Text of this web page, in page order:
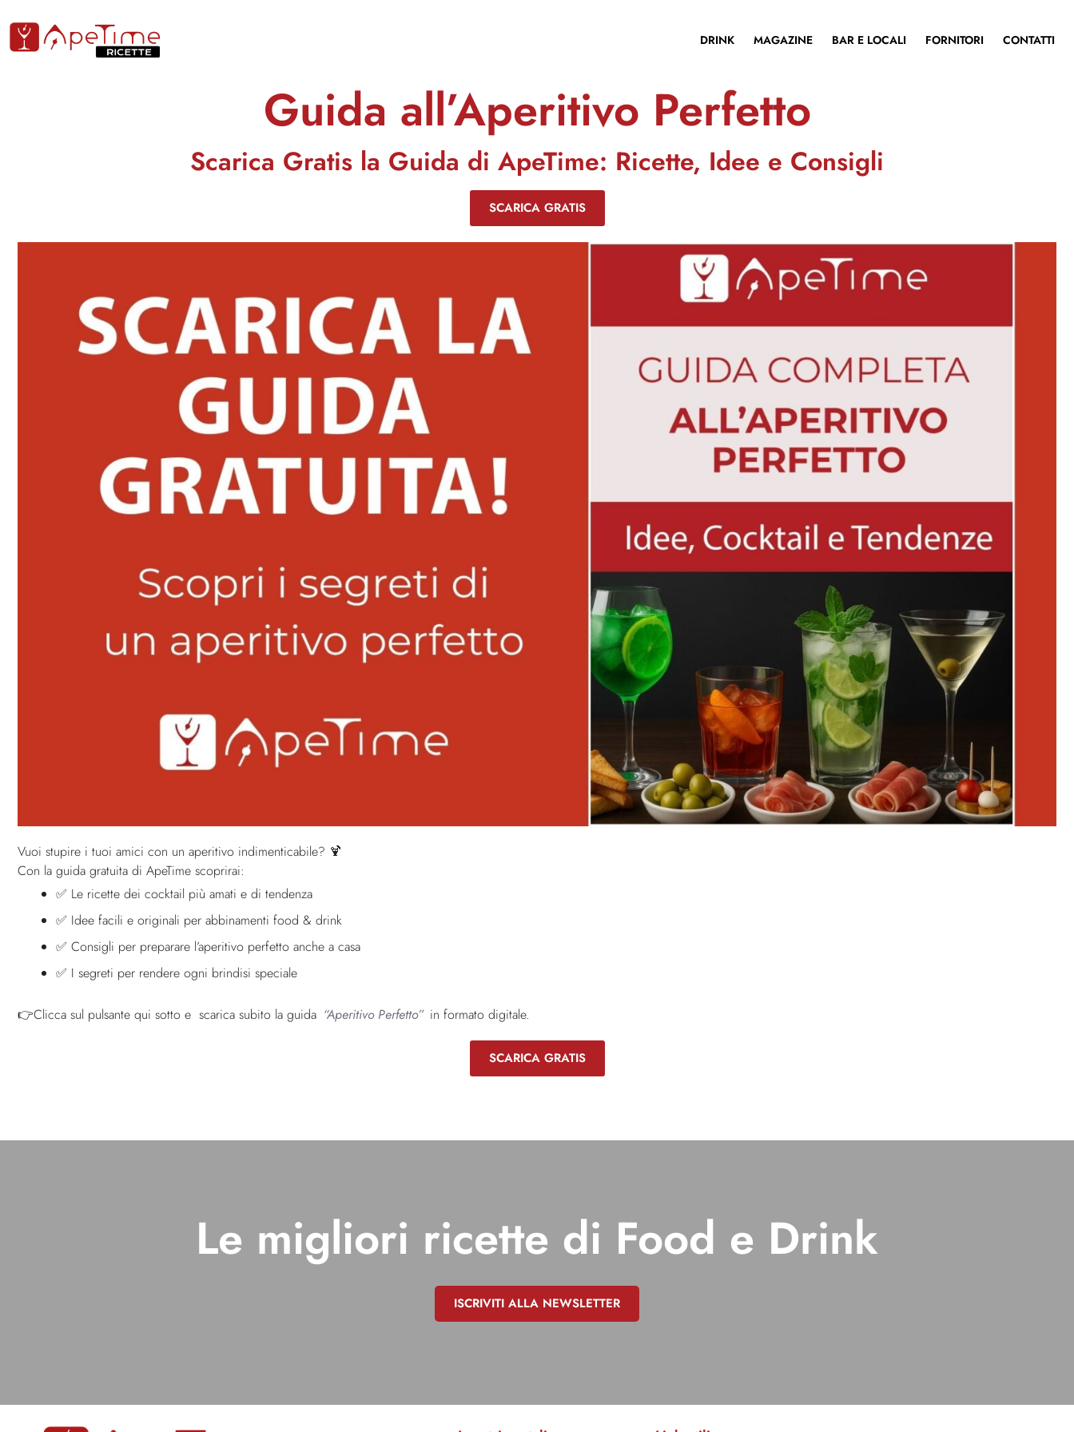
DRINK MAGAZINE BAR E LOCALI FORNITORI CONTATTI
Guida all’Aperitivo Perfetto
Scarica Gratis la Guida di ApeTime: Ricette, Idee e Consigli
SCARICA GRATIS
Vuoi stupire i tuoi amici con un aperitivo indimenticabile? 🍹
Con la guida gratuita di ApeTime scoprirai:
✅ Le ricette dei cocktail più amati e di tendenza
✅ Idee facili e originali per abbinamenti food & drink
✅ Consigli per preparare l’aperitivo perfetto anche a casa
✅ I segreti per rendere ogni brindisi speciale
👉Clicca sul pulsante qui sotto e scarica subito la guida “Aperitivo Perfetto” in formato digitale.
SCARICA GRATIS
Le migliori ricette di Food e Drink
ISCRIVITI ALLA NEWSLETTER